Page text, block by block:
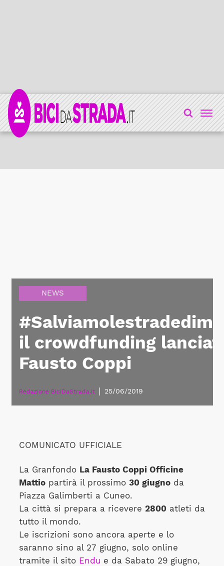
NEWS
il crowdfunding
Fausto Coppi
Redazione BiciDaStrada.it 25/06/2019
COMUNICATO UFFICIALE
La Granfondo La Fausto Coppi Officine
Mattiopartirà il prossimo 30 giugnoda
Piazza Galimberti a Cuneo.
La città si prepara a ricevere 2800 atleti da
tutto il mondo.
Le iscrizioni sono ancora aperte e lo
saranno sino al 27 giugno, solo online
tramite il sito Endu e da Sabato 29 giugno,